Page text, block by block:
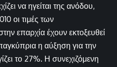
να ηγείται της ανόδου,
οι τιμές των
επαρχία έχουν εκτοξευθεί
η αύξηση για την
το 27%. Η συνεχιζόμενη